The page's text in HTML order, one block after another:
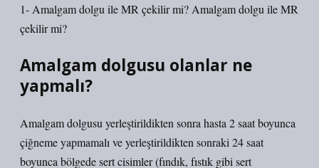
1- Amalgam dolgu ile MR çekilir mi? Amalgam dolgu ile MR
çekilir mi?
Amalgam dolgusu olanlar ne
yapmalı?
Amalgam dolgusu yerleştirildikten sonra hasta 2 saat boyunca
çiğneme yapmamalı ve yerleştirildikten sonraki 24 saat
boyunca bölgede sert cisimler (fındık, fıstık gibi sert